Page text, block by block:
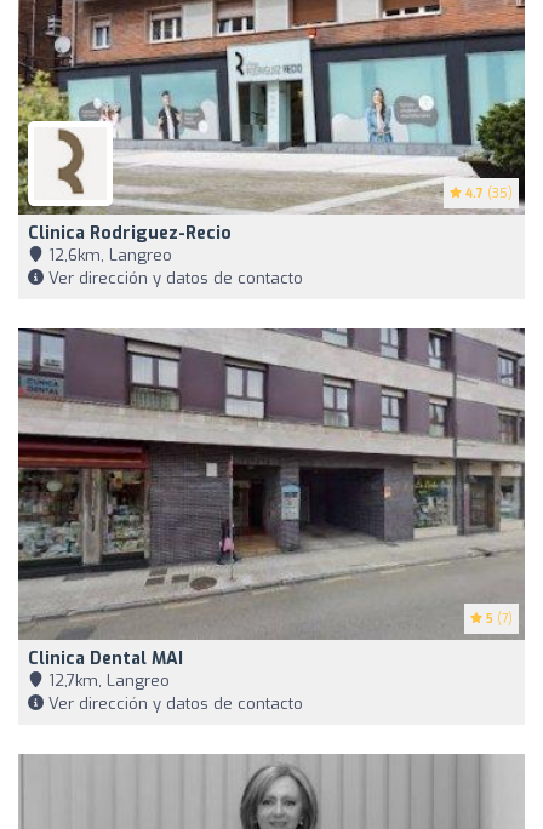
4.7 (35)
Clinica Rodriguez-Recio
12,6km, Langreo
Ver dirección y datos de contacto
5 (7)
Clinica Dental MAI
12,7km, Langreo
Ver dirección y datos de contacto